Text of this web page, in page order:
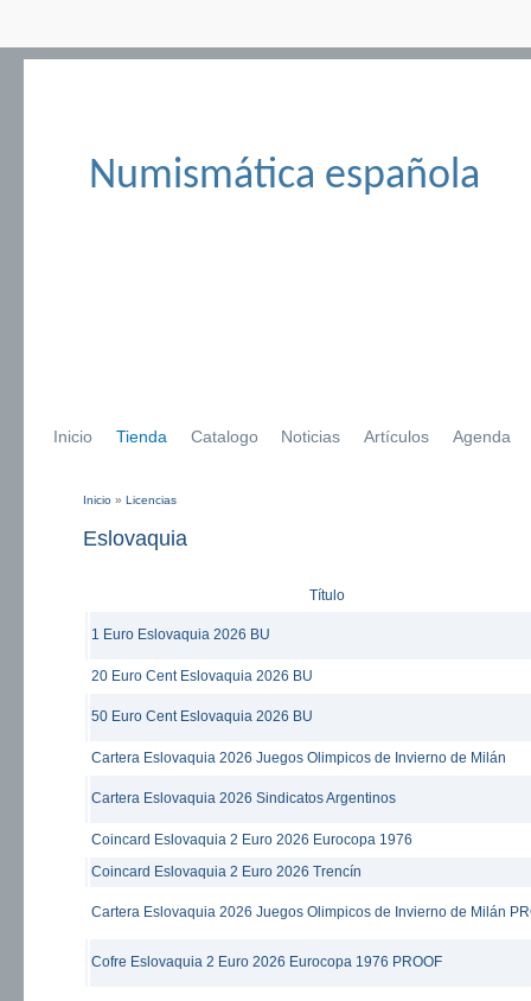
Numismática española
Inicio Tienda Catalogo Noticias Artículos Agenda
Inicio » Licencias
Eslovaquia
Título
1 Euro Eslovaquia 2026 BU
20 Euro Cent Eslovaquia 2026 BU
50 Euro Cent Eslovaquia 2026 BU
Cartera Eslovaquia 2026 Juegos Olimpicos de Invierno de Milán
Cartera Eslovaquia 2026 Sindicatos Argentinos
Coincard Eslovaquia 2 Euro 2026 Eurocopa 1976
Coincard Eslovaquia 2 Euro 2026 Trencín
Cartera Eslovaquia 2026 Juegos Olimpicos de Invierno de Milán
Cofre Eslovaquia 2 Euro 2026 Eurocopa 1976 PROOF